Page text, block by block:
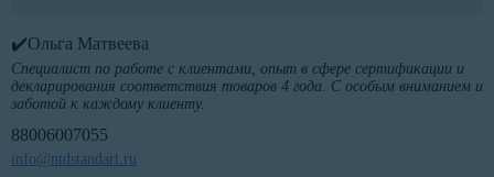
✔️Ольга Матвеева
Специалист по работе с клиентами, опыт в сфере сертификации и
декларирования соответствия товаров 4 года. С особым вниманием и
заботой к каждому клиенту.
88006007055
info@ntdstandart.ru